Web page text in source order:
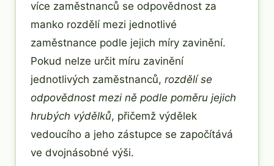
více zaměstnanců se odpovědnost za
manko rozdělí mezi jednotlivé
zaměstnance podle jejich míry zavinění.
Pokud nelze určit míru zavinění
jednotlivých zaměstnanců, rozdělí se
odpovědnost mezi ně podle poměru jejich
hrubých výdělků, přičemž výdělek
vedoucího a jeho zástupce se započítává
ve dvojnásobné výši.